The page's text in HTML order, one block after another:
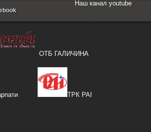
Наш канал youtube
ОТБ ГАЛИЧИНА
ТРК РАІ